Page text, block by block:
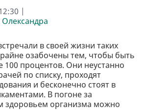
|
в своей жизни таких
озабочены тем, чтобы быть
100 процентов. Они неустанно
по списку, проходят
и бесконечно стоят в
В погоне за
здоровьем организма можно